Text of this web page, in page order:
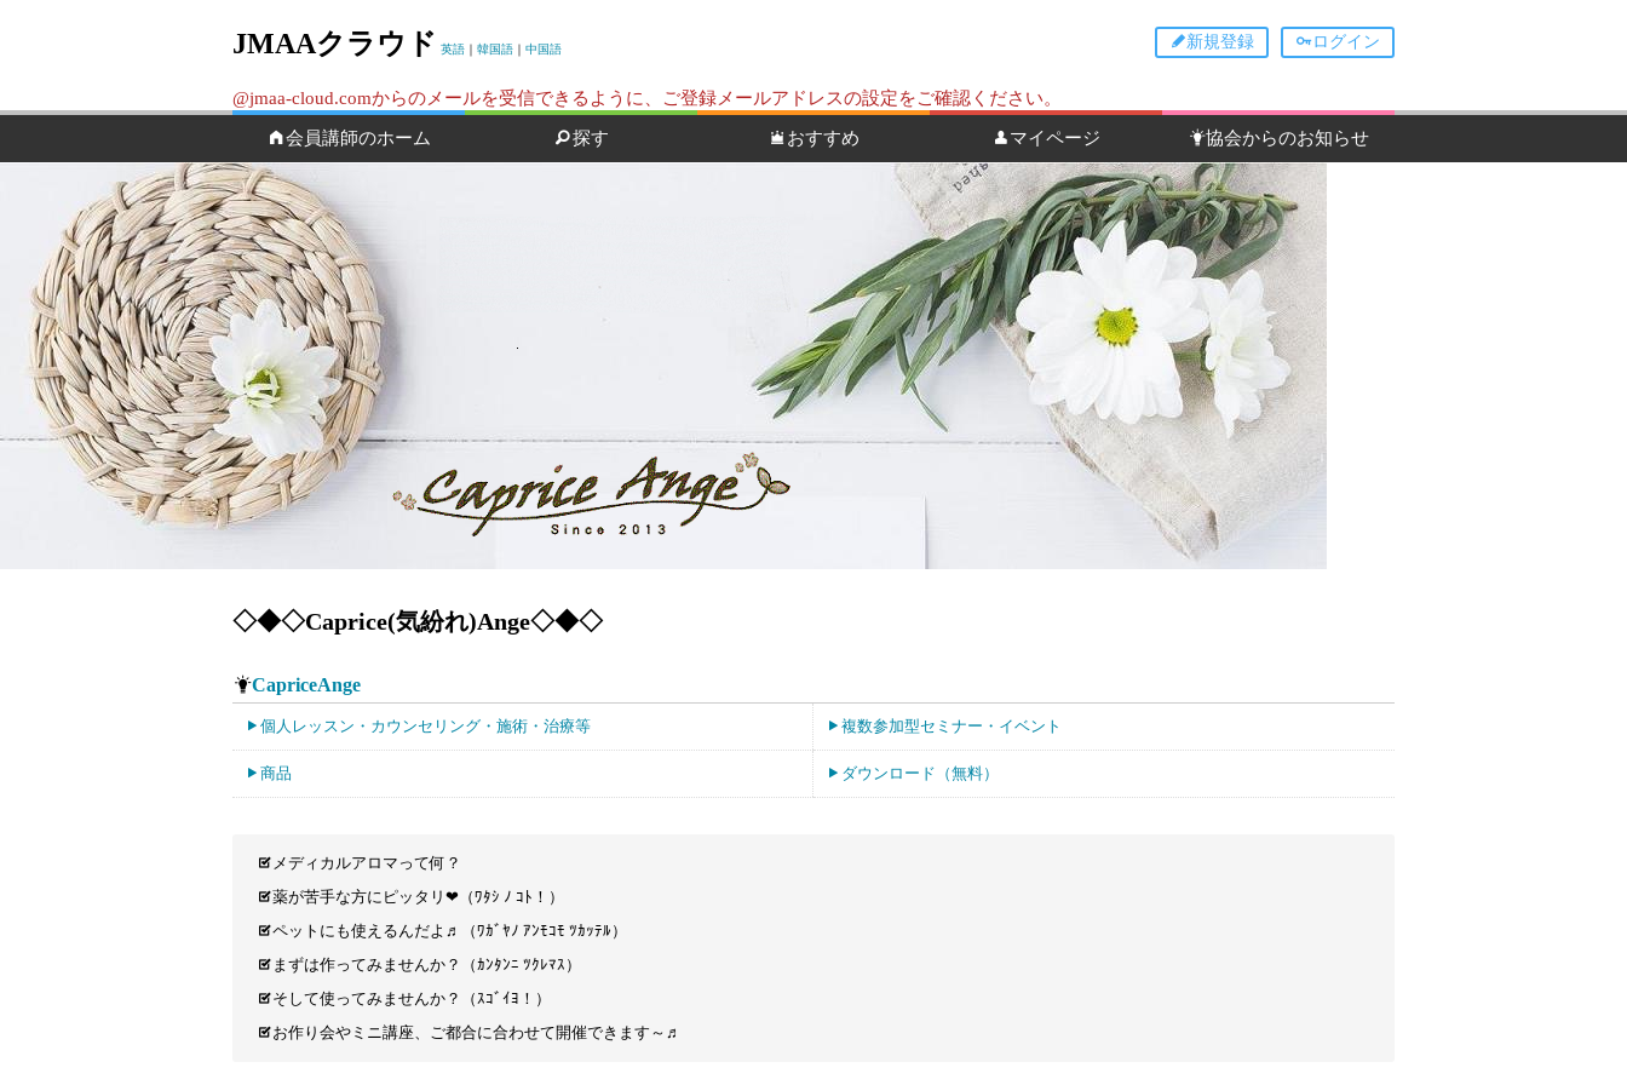
JMAAクラウド 英語 ｜ 韓国語 ｜ 中国語 ログイン
新規登録
@jmaa-cloud.comからのメールを受信できるように、ご登録メールアドレスの設定をご確認ください。
会員講師のホーム 探す おすすめ マイページ 協会からのお知らせ
◇◆◇Caprice(気紛れ)Ange◇◆◇
CapriceAnge
個人レッスン・カウンセリング・施術・治療等 複数参加型セミナー・イベント
商品 ダウンロード（無料）
メディカルアロマって何？
薬が苦手な方にピッタリ❤（ﾜﾀｼ ﾉ ｺﾄ！）
ペットにも使えるんだよ♬（ﾜｶﾞﾔﾉ ｱﾝﾓｺﾓ ﾂｶｯﾃﾙ）
まずは作ってみませんか？（ｶﾝﾀﾝﾆ ﾂｸﾚﾏｽ）
そして使ってみませんか？（ｽｺﾞｲﾖ！）
お作り会やミニ講座、ご都合に合わせて開催できます～♬